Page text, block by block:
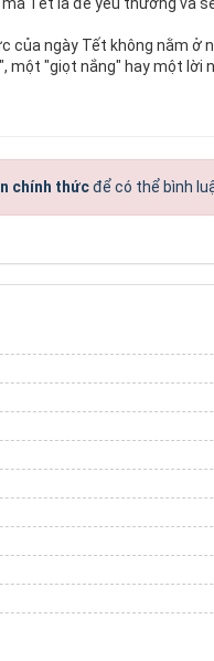
của ngày Tết không nằm ở
một "giọt nắng" hay một lời
chính thứcđể có thể bình